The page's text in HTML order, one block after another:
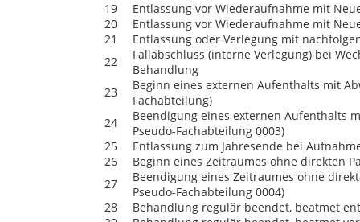
19
Entlassung vor Wiederaufnahme mit
20
Entlassung vor Wiederaufnahme mit
21
Entlassung oder Verlegung mit
22
Fallabschluss (interne Verlegung) bei
Behandlung
23
Beginn eines externen Aufenthalts mit
Fachabteilung)
24
Beendigung eines externen Aufenthalts
Pseudo-Fachabteilung 0003)
25
Entlassung zum Jahresende bei
26
Beginn eines Zeitraumes ohne direkten
27
Beendigung eines Zeitraumes ohne
Pseudo-Fachabteilung 0004)
28
Behandlung regulär beendet, beatmet